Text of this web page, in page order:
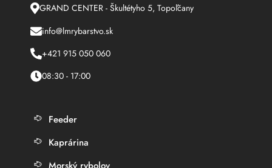
GRAND CENTER - Škultétyho 5, Topoľčany
info@lmrybarstvo.sk
+421 915 050 060
08:30 - 17:00
Feeder
Kaprárina